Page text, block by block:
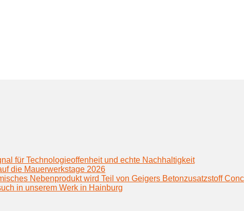
für Technologieoffenheit und echte Nachhaltigkeit
die Mauerwerkstage 2026
Nebenprodukt wird Teil von Geigers Betonzusatzstoff
in unserem Werk in Hainburg